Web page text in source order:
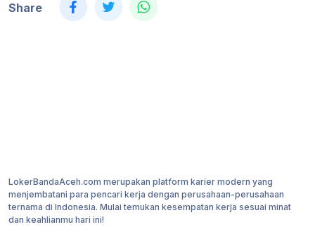
Share
LokerBandaAceh.com merupakan platform karier modern yang
menjembatani para pencari kerja dengan perusahaan-perusahaan
ternama di Indonesia. Mulai temukan kesempatan kerja sesuai minat
dan keahlianmu hari ini!